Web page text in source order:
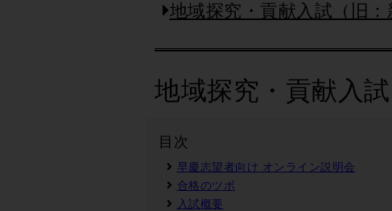
地域探究・貢献入試（旧：
地域探究・貢献入
目次
早慶志望者向け オンライン説明会
合格のツボ
入試概要